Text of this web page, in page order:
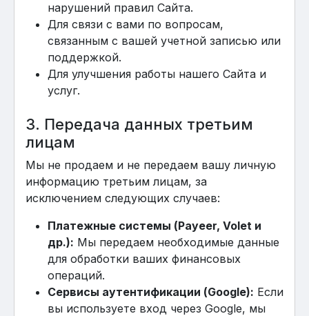
нарушений правил Сайта.
Для связи с вами по вопросам,
связанным с вашей учетной записью или
поддержкой.
Для улучшения работы нашего Сайта и
услуг.
3. Передача данных третьим
лицам
Мы не продаем и не передаем вашу личную
информацию третьим лицам, за
исключением следующих случаев:
Платежные системы (Payeer, Volet и
др.): Мы передаем необходимые данные
для обработки ваших финансовых
операций.
Сервисы аутентификации (Google): Если
вы используете вход через Google, мы